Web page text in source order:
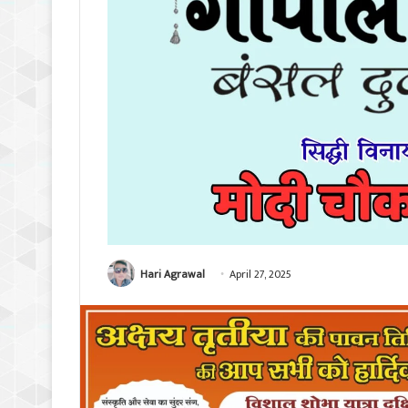
Hari Agrawal April 27, 2025